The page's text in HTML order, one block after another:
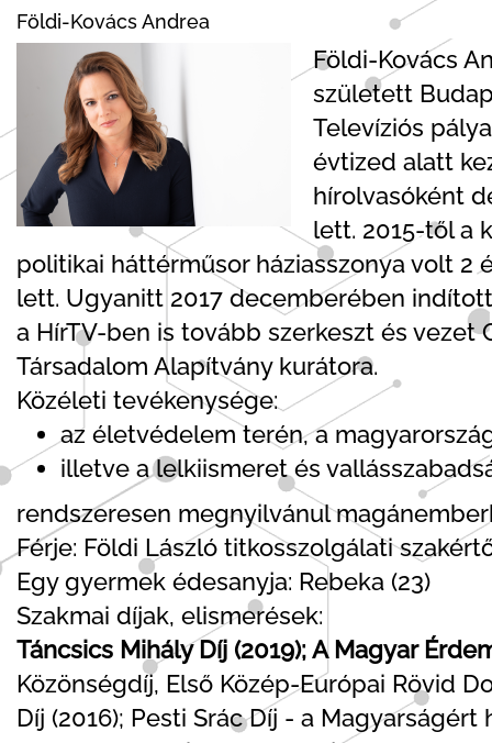
Földi-Kovács Andrea
Földi-Kovács
született
Televíziós
évtized alatt
hírolvasóként
lett. 2015-től a
politikai háttérműsor háziasszonya volt 2
lett. Ugyanitt 2017 decemberében
a HírTV-ben is tovább szerkeszt és vezet
Társadalom Alapítvány kurátora.
Közéleti tevékenysége:
az életvédelem terén, a
illetve a lelkiismeret és
rendszeresen megnyilvánul
Férje: Földi László titkosszolgálati
Egy gyermek édesanyja: Rebeka (23)
Szakmai díjak, elismerések:
Táncsics Mihály Díj (2019); A Magyar
Közönségdíj, Első Közép-Európai Rövid
Díj (2016); Pesti Srác Díj - a